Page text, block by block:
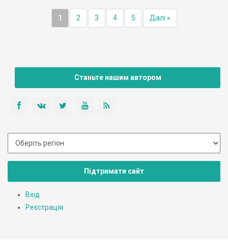
1 2 3 4 5 Далі »
Станьте нашим автором
Підтримати сайт
Вхід
Реєстрація